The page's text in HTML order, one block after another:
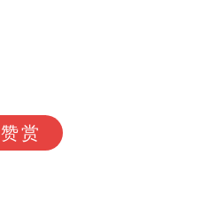
赞赏